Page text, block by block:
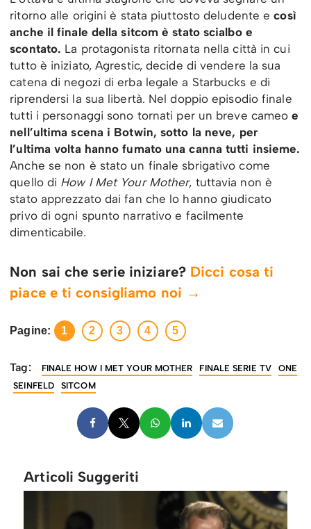
ritorno alle origini è stata piuttosto deludente ecosì
anche il finale della sitcom è stato scialbo e
scontato. La protagonista ritornata nella città in cui
tutto è iniziato, Agrestic, decide di vendere la sua
catena di negozi di erba legale a Starbucks e di
riprendersi la sua libertà. Nel doppio episodio finale
tutti i personaggi sono tornati per un breve cameo e
nell’ultima scena i Botwin, sotto la neve, per
l’ultima volta hanno fumato una canna tutti insieme.
Anche se non è stato un finale sbrigativo come
quello di How I Met Your Mother, tuttavia non è
stato apprezzato dai fan che lo hanno giudicato
privo di ogni spunto narrativo e facilmente
dimenticabile.
Non sai che serie iniziare? Dicci cosa ti
piace e ti consigliamo noi →
Pagine: 1 2 3 4 5
Tag: FINALE HOW I MET YOUR MOTHER FINALE SERIE TV
ONE
SEINFELD
SITCOM
Articoli Suggeriti